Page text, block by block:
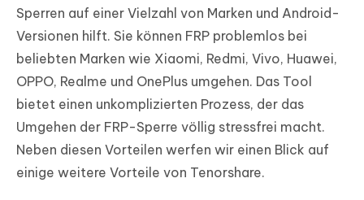
Sperren auf einer Vielzahl von Marken und Android-
Versionen hilft. Sie können FRP problemlos bei
beliebten Marken wie Xiaomi, Redmi, Vivo, Huawei,
OPPO, Realme und OnePlus umgehen. Das Tool
bietet einen unkomplizierten Prozess, der das
Umgehen der FRP-Sperre völlig stressfrei macht.
Neben diesen Vorteilen werfen wir einen Blick auf
einige weitere Vorteile von Tenorshare.